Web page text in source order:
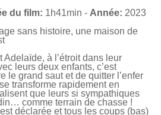
du film: 1h41min - Année: 2023
sans histoire, une maison de
à l’étroit dans leur
leurs deux enfants, c’est
le grand saut et de quitter l’enfer
transforme rapidement en
que leurs si sympathiques
comme terrain de chasse !
déclarée et tous les coups (bas)